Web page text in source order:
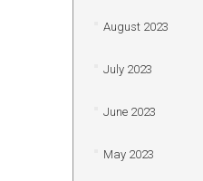
August 2023
July 2023
June 2023
May 2023